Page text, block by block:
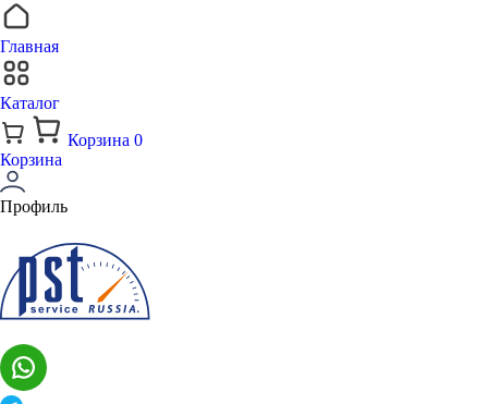
Главная
Каталог
Корзина 0
Корзина
Профиль